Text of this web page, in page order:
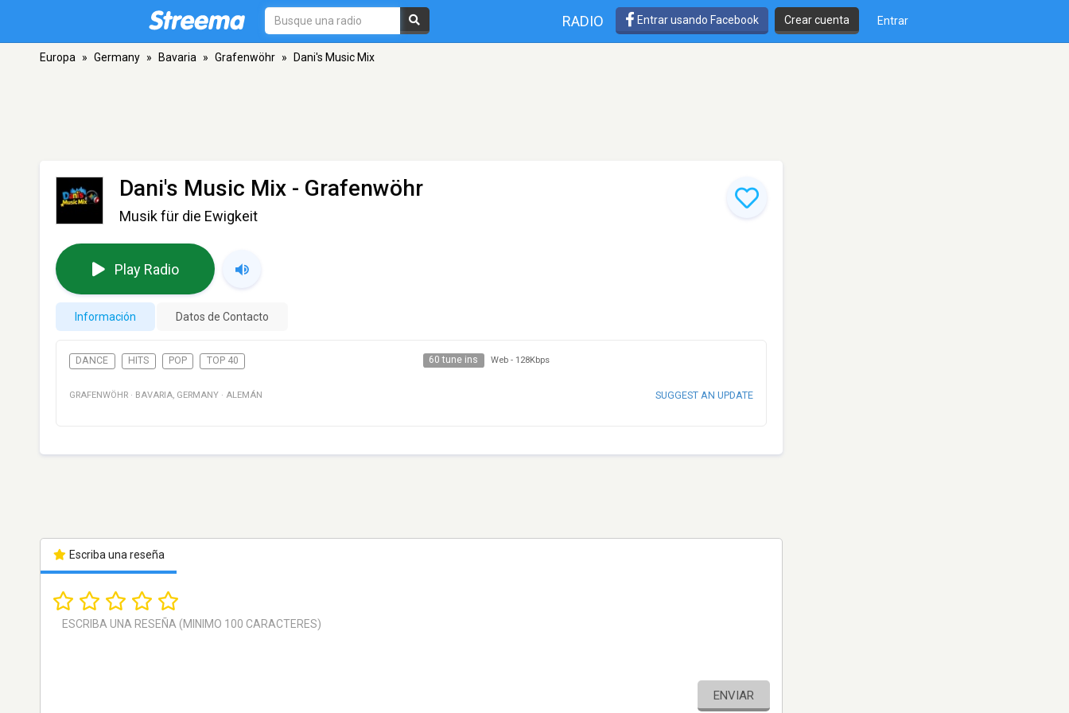
RADIO Entrar usando Facebook Crear cuenta Entrar
Europa » Germany » Bavaria » Grafenwöhr » Dani's Music Mix
Dani's Music Mix - Grafenwöhr
Musik für die Ewigkeit
Play Radio
Información Datos de Contacto
DANCE HITS POP TOP 40 60 tune ins Web - 128Kbps
GRAFENWÖHR · BAVARIA, GERMANY · ALEMÁN SUGGEST AN UPDATE
Escriba una reseña
ENVIAR